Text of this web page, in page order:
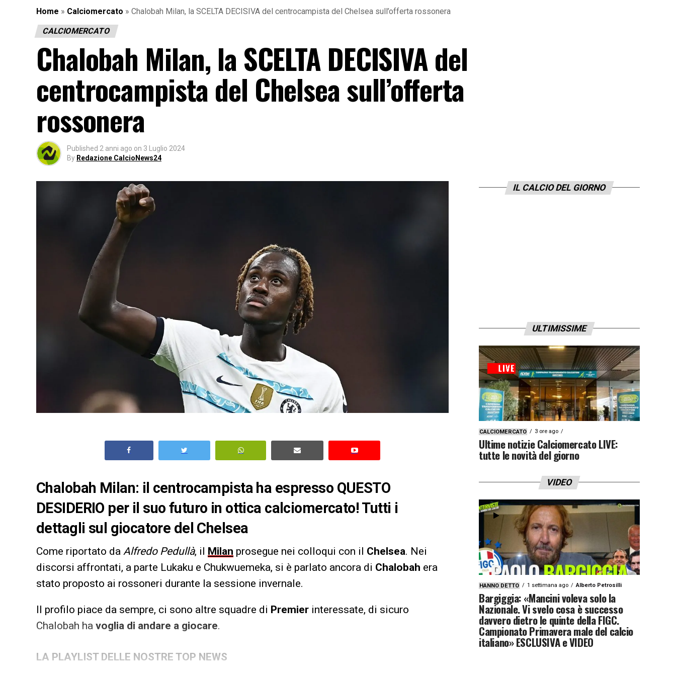
Home » Calciomercato » Chalobah Milan, la SCELTA DECISIVA del centrocampista del Chelsea sull’offerta rossonera
CALCIOMERCATO
Chalobah Milan, la SCELTA DECISIVA del
centrocampista del Chelsea sull’offerta
rossonera
Published 2 anni ago on 3 Luglio 2024
By Redazione CalcioNews24
Chalobah Milan: il centrocampista ha espresso QUESTO
DESIDERIO per il suo futuro in ottica calciomercato! Tutti i
dettagli sul giocatore del Chelsea
Come riportato da Alfredo Pedullà, il Milan prosegue nei colloqui con il Chelsea. Nei
discorsi affrontati, a parte Lukaku e Chukwuemeka, si è parlato ancora di Chalobah era
stato proposto ai rossoneri durante la sessione invernale.
Il profilo piace da sempre, ci sono altre squadre di Premier interessate, di sicuro
Chalobah ha voglia di andare a giocare.
LA PLAYLIST DELLE NOSTRE TOP NEWS
IL CALCIO DEL GIORNO
ULTIMISSIME
CALCIOMERCATO 3 ore ago
Ultime notizie Calciomercato LIVE:
tutte le novità del giorno
VIDEO
HANNO DETTO 1 settimana ago Alberto Petrosilli
Bargiggia: «Mancini voleva solo la
Nazionale. Vi svelo cosa è successo
davvero dietro le quinte della FIGC.
Campionato Primavera male del calcio
italiano» ESCLUSIVA e VIDEO